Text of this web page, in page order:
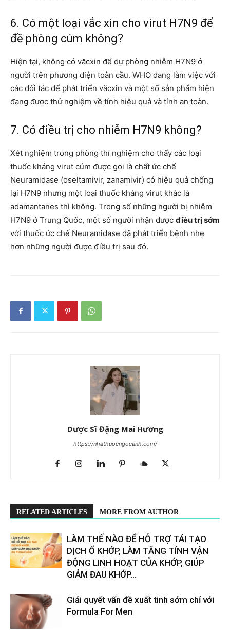
6. Có một loại vắc xin cho virut H7N9 để
đề phòng cúm không?
Hiện tại, không có văcxin để dự phòng nhiễm H7N9 ở
người trên phương diện toàn cầu. WHO đang làm việc với
các đối tác để phát triển văcxin và một số sản phẩm hiện
đang được thử nghiệm về tính hiệu quả và tính an toàn.
7. Có điều trị cho nhiễm H7N9 không?
Xét nghiệm trong phòng thí nghiệm cho thấy các loại
thuốc kháng virut cúm được gọi là chất ức chế
Neuramidase (oseltamivir, zanamivir) có hiệu quả chống
lại H7N9 nhưng một loại thuốc kháng virut khác là
adamantanes thì không. Trong số những người bị nhiễm
H7N9 ở Trung Quốc, một số người nhận được điều trị sớm
với thuốc ức chế Neuramidase đã phát triển bệnh nhẹ
hơn những người được điều trị sau đó.
Dược Sĩ Đặng Mai Hương
https://nhathuocngocanh.com/
RELATED ARTICLES MORE FROM AUTHOR
LÀM THẾ NÀO ĐỂ HỖ TRỢ TÁI TẠO
DỊCH Ổ KHỚP, LÀM TĂNG TÍNH VẬN
ĐỘNG LINH HOẠT CỦA KHỚP, GIÚP
GIẢM ĐAU KHỚP...
Giải quyết vấn đề xuất tinh sớm chỉ với
Formula For Men